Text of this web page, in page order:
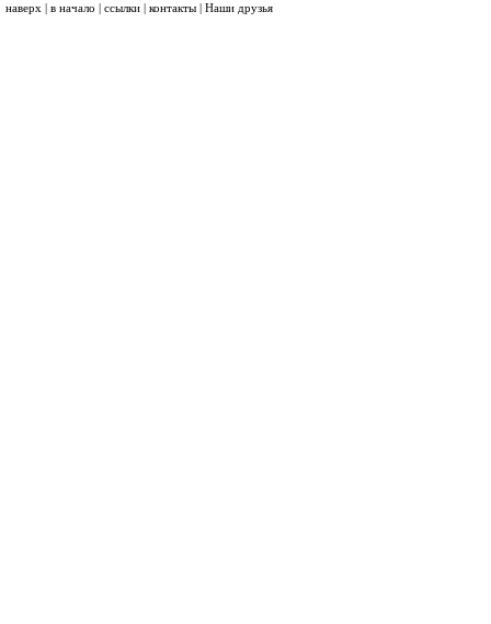
наверх | в начало | ссылки | контакты | Наши друзья